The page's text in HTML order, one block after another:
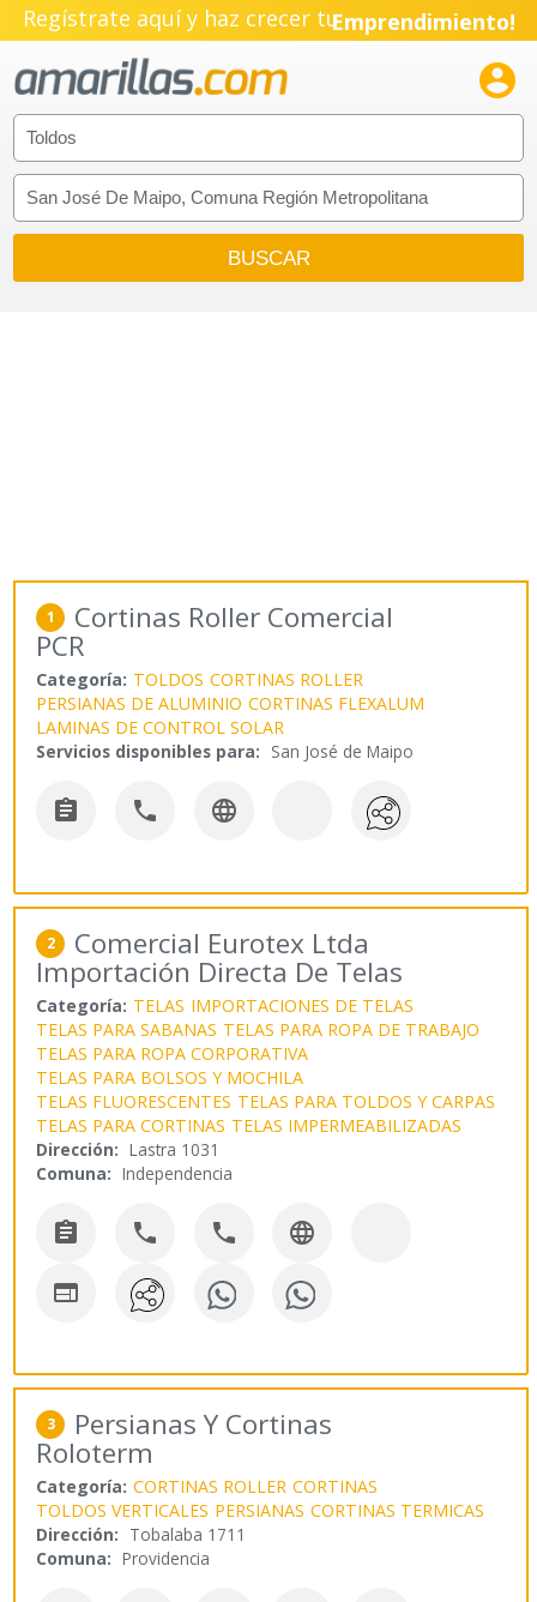
Regístrate aquí y haz crecer tuEmprendimiento!

1 Cortinas Roller Comercial
PCR
Categoría: TOLDOS CORTINAS ROLLER
PERSIANAS DE ALUMINIO CORTINAS FLEXALUM
LAMINAS DE CONTROL SOLAR
Servicios disponibles para: San José de Maipo
  
2 Comercial Eurotex Ltda
Importación Directa De Telas
Categoría: TELAS IMPORTACIONES DE TELAS
TELAS PARA SABANAS TELAS PARA ROPA DE TRABAJO
TELAS PARA ROPA CORPORATIVA
TELAS PARA BOLSOS Y MOCHILA
TELAS FLUORESCENTES TELAS PARA TOLDOS Y CARPAS
TELAS PARA CORTINAS TELAS IMPERMEABILIZADAS
Dirección: Lastra 1031
Comuna: Independencia
   

3 Persianas Y Cortinas
Roloterm
Categoría: CORTINAS ROLLER CORTINAS
TOLDOS VERTICALES PERSIANAS CORTINAS TERMICAS
Dirección: Tobalaba 1711
Comuna: Providencia